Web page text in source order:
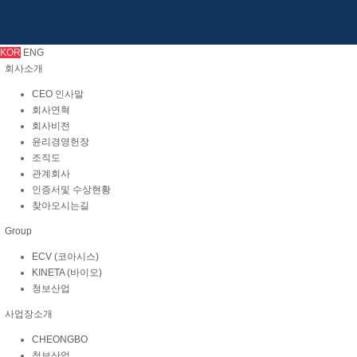
KOR ENG
회사소개
CEO 인사말
회사연혁
회사비전
윤리경영헌장
조직도
관계회사
인증서및 수상현황
찾아오시는길
Group
ECV (코아시스)
KINETA (바이오)
청보산업
사업장소개
CHEONGBO